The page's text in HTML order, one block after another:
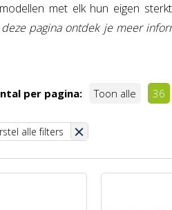
met elk hun eigen
deze pagina ontdek je meer
per pagina: Toon alle 36
alle filters